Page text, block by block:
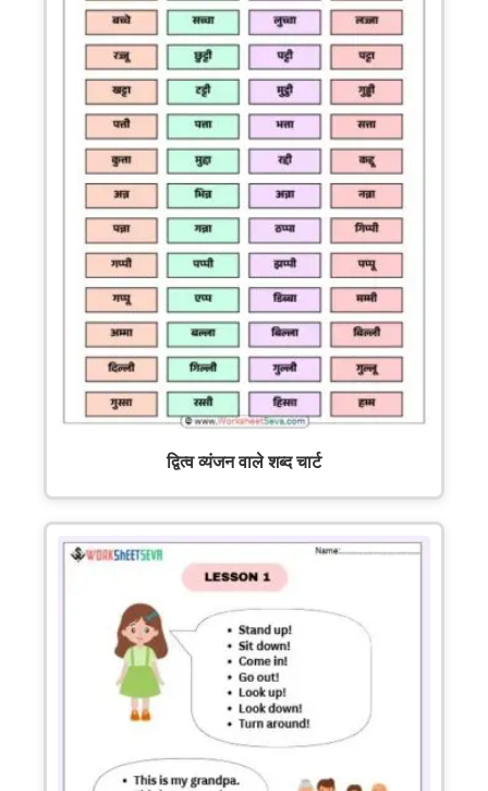
द्वित्व व्यंजन वाले शब्द चार्ट